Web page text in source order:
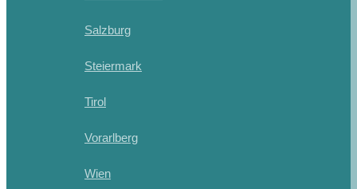
Salzburg
Steiermark
Tirol
Vorarlberg
Wien